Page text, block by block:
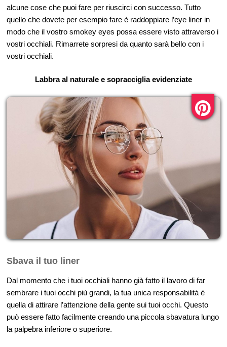
alcune cose che puoi fare per riuscirci con successo. Tutto
quello che dovete per esempio fare è raddoppiare l’eye liner in
modo che il vostro smokey eyes possa essere visto attraverso i
vostri occhiali. Rimarrete sorpresi da quanto sarà bello con i
vostri occhiali.
Labbra al naturale e sopracciglia evidenziate
Sbava il tuo liner
Dal momento che i tuoi occhiali hanno già fatto il lavoro di far
sembrare i tuoi occhi più grandi, la tua unica responsabilità è
quella di attirare l’attenzione della gente sui tuoi occhi. Questo
può essere fatto facilmente creando una piccola sbavatura lungo
la palpebra inferiore o superiore.